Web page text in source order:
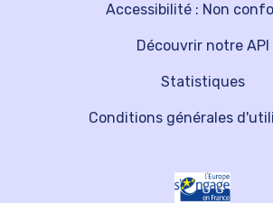
Découvrir notre API
Statistiques
Accessibilité : Non
Conditions générales